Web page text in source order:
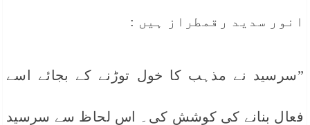
انور سدید رقمطراز ہیں :
”سرسید نے مذہب کا خول توڑنے کے بجائے اسے
فعال بنانے کی کوشش کی۔ اس لحاظ سے سرسید